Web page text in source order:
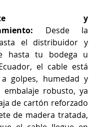
y
Desde la
el distribuidor y
hasta tu bodega u
el cable está
golpes, humedad y
embalaje robusto, ya
de cartón reforzado
de madera tratada,